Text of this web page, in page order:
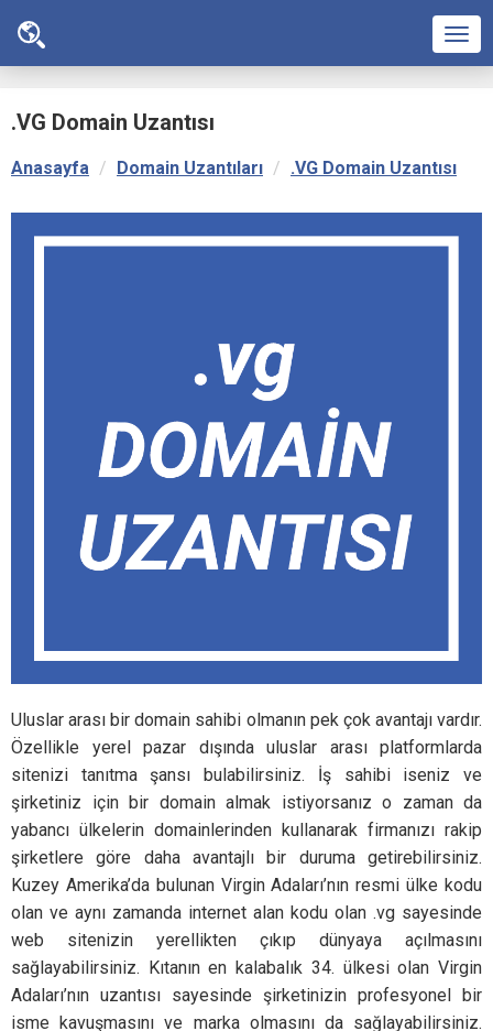
.VG Domain Uzantısı
Anasayfa Domain Uzantıları .VG Domain Uzantısı
Uluslar arası bir domain sahibi olmanın pek çok avantajı vardır.
Özellikle yerel pazar dışında uluslar arası platformlarda
sitenizi tanıtma şansı bulabilirsiniz. İş sahibi iseniz ve
şirketiniz için bir domain almak istiyorsanız o zaman da
yabancı ülkelerin domainlerinden kullanarak firmanızı rakip
şirketlere göre daha avantajlı bir duruma getirebilirsiniz.
Kuzey Amerika’da bulunan Virgin Adaları’nın resmi ülke kodu
olan ve aynı zamanda internet alan kodu olan .vg sayesinde
web sitenizin yerellikten çıkıp dünyaya açılmasını
sağlayabilirsiniz. Kıtanın en kalabalık 34. ülkesi olan Virgin
Adaları’nın uzantısı sayesinde şirketinizin profesyonel bir
isme kavuşmasını ve marka olmasını da sağlayabilirsiniz.